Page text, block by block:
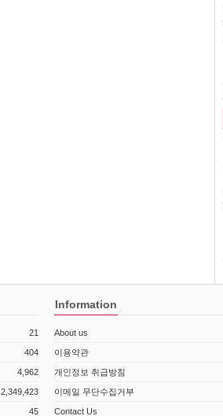
21
404
4,962
2,349,423
45
Information
About us
이용약관
개인정보 취급방침
이메일 무단수집거부
Contact Us